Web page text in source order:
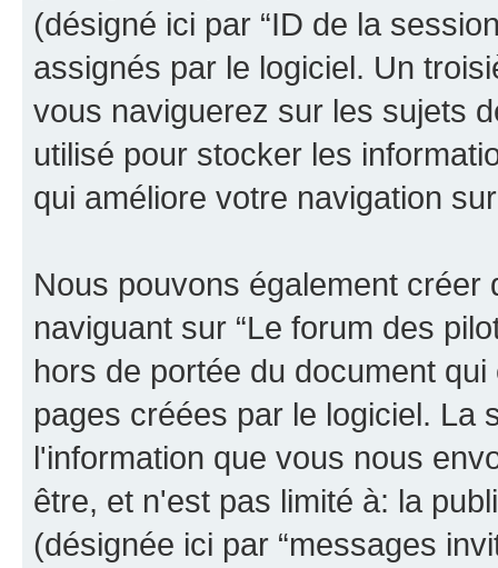
(désigné ici par “ID de la
assignés par le logiciel. Un
vous naviguerez sur les sujets
utilisé pour stocker les
qui améliore votre navigation
Nous pouvons également
naviguant sur “Le forum des
hors de portée du document
pages créées par le logiciel. La
l'information que vous nous
être, et n'est pas limité à: la
(désignée ici par “messages